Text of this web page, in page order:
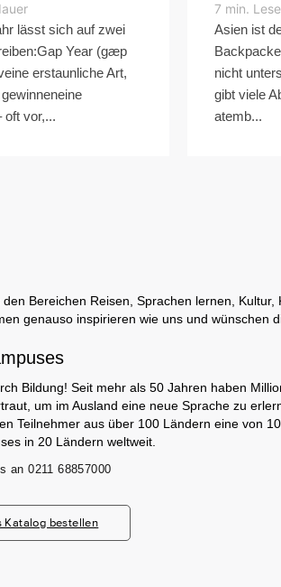
lässt sich auf zwei
Year (gæp
erstaunliche Art,
oft vor,...
7 min.
Asien ist
nicht
gibt viele
atemb...
Bereichen Reisen, Sprachen lernen, Kultur,
genauso inspirieren wie uns und wünschen
Bildung! Seit mehr als 50 Jahren haben
um im Ausland eine neue Sprache zu
Teilnehmer aus über 100 Ländern eine von
in 20 Ländern weltweit.
an 0211 68857000
Katalog bestellen